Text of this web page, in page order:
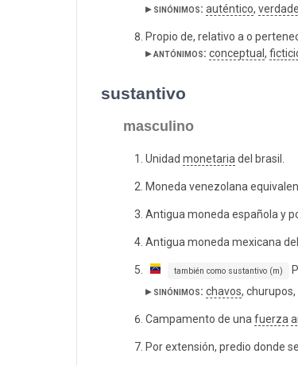
▸ sinónimos: auténtico,
Propio de, relativo a o
▸ antónimos: conceptual,
sustantivo
masculino
Unidad monetariadel brasil.
Moneda venezolana
Antigua moneda española y
Antigua moneda mexicana
también como sustantivo (m)
▸ sinónimos: chavos,
Campamento de unafuerza
Por extensión, predio donde